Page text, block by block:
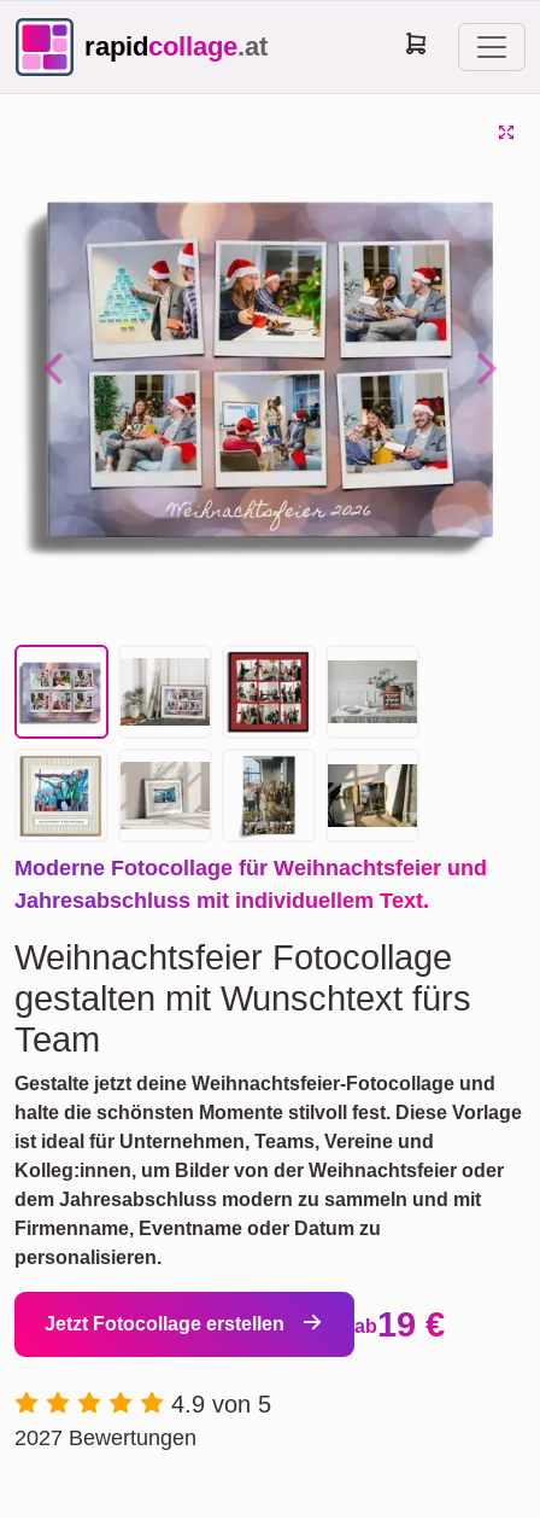
rapidcollage.at
Previous Next
Moderne Fotocollage für Weihnachtsfeier und
Jahresabschluss mit individuellem Text.
Weihnachtsfeier Fotocollage
gestalten mit Wunschtext fürs
Team
Gestalte jetzt deine Weihnachtsfeier-Fotocollage und
halte die schönsten Momente stilvoll fest. Diese Vorlage
ist ideal für Unternehmen, Teams, Vereine und
Kolleg:innen, um Bilder von der Weihnachtsfeier oder
dem Jahresabschluss modern zu sammeln und mit
Firmenname, Eventname oder Datum zu
personalisieren.
Jetzt Fotocollage erstellen ab19 €
4.9 von 5
2027 Bewertungen